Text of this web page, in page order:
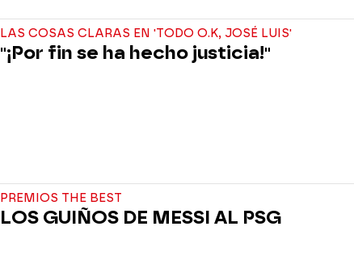
LAS COSAS CLARAS EN 'TODO O.K, JOSÉ LUIS'
"¡Por fin se ha hecho justicia!"
PREMIOS THE BEST
LOS GUIÑOS DE MESSI AL PSG